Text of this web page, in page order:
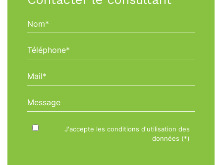
Nom*
Téléphone*
Mail*
Message
J'accepte les conditions d'utilisation des
données (*)